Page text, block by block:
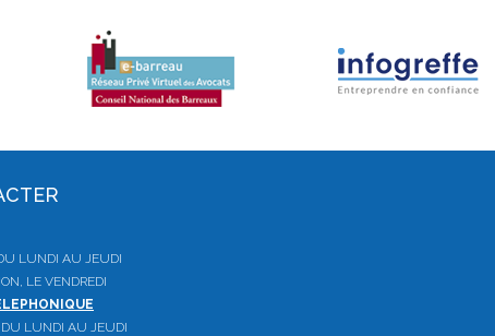
LUNDI AU JEUDI
LE VENDREDI
DU LUNDI AU JEUDI